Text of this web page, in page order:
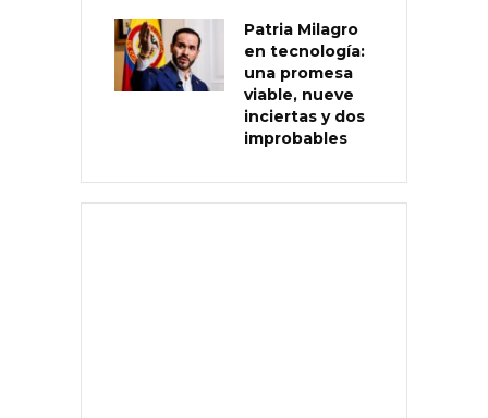
Patria Milagro
en tecnología:
una promesa
viable, nueve
inciertas y dos
improbables